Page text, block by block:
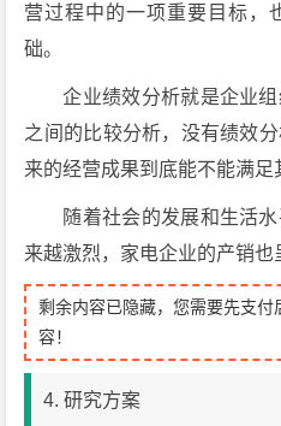
营过程中的一项重要目标，
础。
企业绩效分析就是企业
之间的比较分析，没有绩效
来的经营成果到底能不能满足
随着社会的发展和生活
来越激烈，家电企业的产销也
剩余内容已隐藏，您需要先支
容！
4. 研究方案